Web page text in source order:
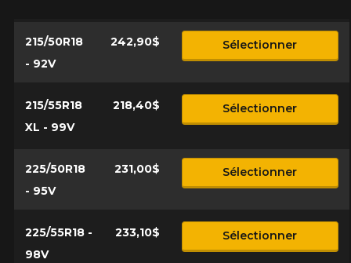
215/50R18
- 92V
242,90$ Sélectionner
215/55R18
XL - 99V
218,40$ Sélectionner
225/50R18
- 95V
231,00$ Sélectionner
225/55R18 -
98V
233,10$ Sélectionner